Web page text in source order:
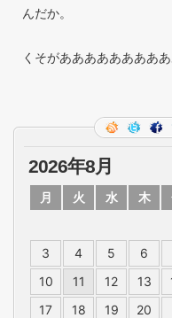
んだか。
くそがああああああああ
2026年8月
月 火 水 木
3
4 5 6
10
11 12 13
17
18 19 20